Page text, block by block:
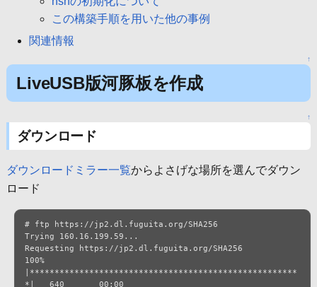
この構築手順を用いた他の事例
関連情報
↑
LiveUSB版河豚板を作成
↑
ダウンロード
ダウンロードミラー一覧からよさげな場所を選んでダウン
ロード
# ftp https://jp2.dl.fuguita.org/SHA256
Trying 160.16.199.59...
Requesting https://jp2.dl.fuguita.org/SHA256
100%
|******************************************************
*|   640       00:00